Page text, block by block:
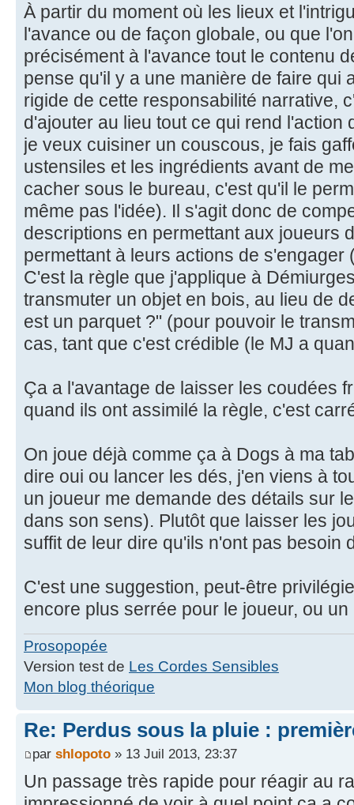
À partir du moment où les lieux et
l'avance ou de façon globale, ou que
précisément à l'avance tout le contenu
pense qu'il y a une manière de faire qui
rigide de cette responsabilité narrative,
d'ajouter au lieu tout ce qui rend l'action
je veux cuisiner un couscous, je fais
ustensiles et les ingrédients avant de
cacher sous le bureau, c'est qu'il le
même pas l'idée). Il s'agit donc de
descriptions en permettant aux joueurs
permettant à leurs actions de
C'est la règle que j'applique à
transmuter un objet en bois, au lieu de
est un parquet ?" (pour pouvoir le
cas, tant que c'est crédible (le MJ a
Ça a l'avantage de laisser les coudées
quand ils ont assimilé la règle, c'est
On joue déjà comme ça à Dogs à ma
dire oui ou lancer les dés, j'en viens à
un joueur me demande des détails sur
dans son sens). Plutôt que laisser les
suffit de leur dire qu'ils n'ont pas besoin
C'est une suggestion, peut-être
encore plus serrée pour le joueur, ou
Prosopopée
Version test de Les Cordes Sensibles
Mon blog théorique
Re: Perdus sous la pluie :
par shlopoto » 13 Juil 2013, 23:37
Un passage très rapide pour réagir au